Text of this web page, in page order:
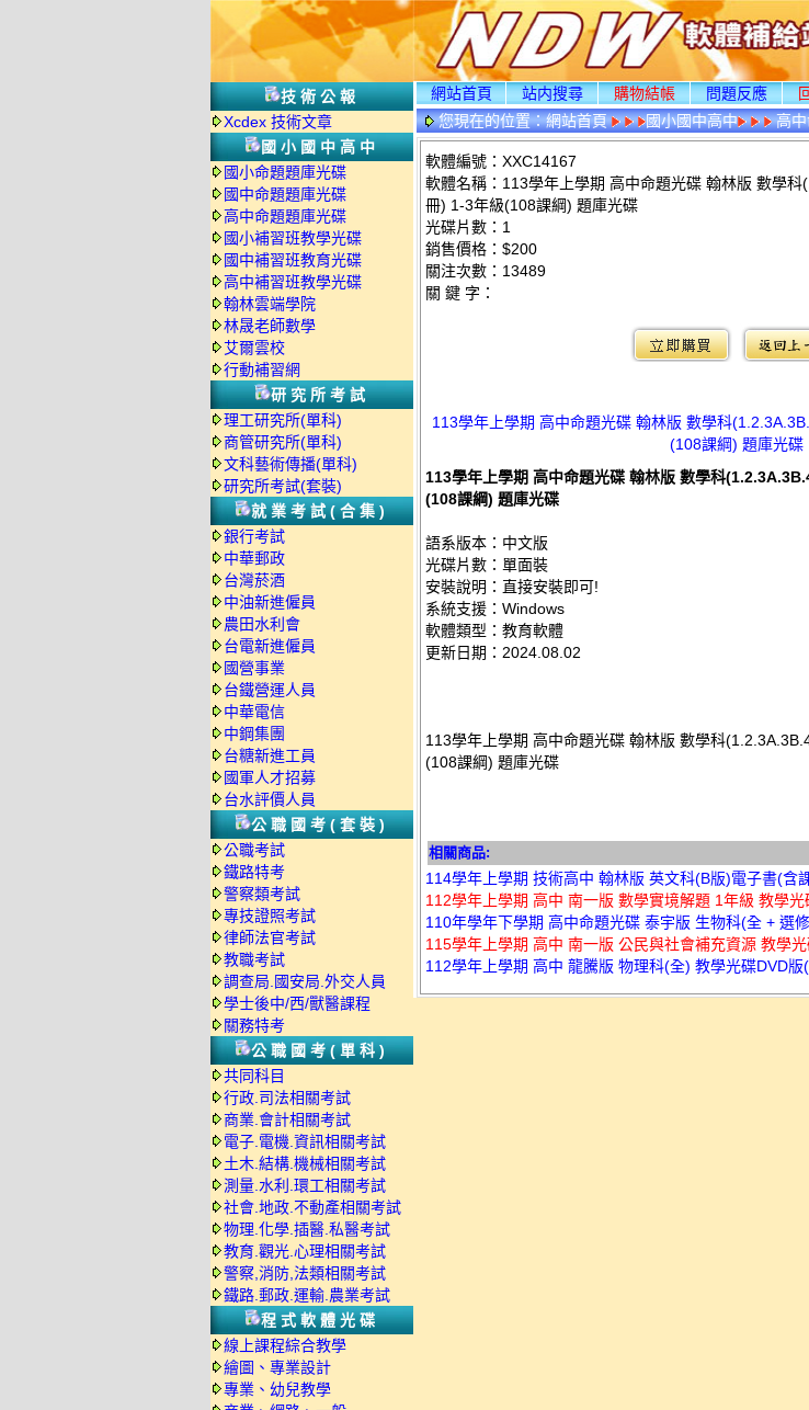
技術公報
Xcdex 技術文章
國小國中高中
國小命題題庫光碟
國中命題題庫光碟
高中命題題庫光碟
國小補習班教學光碟
國中補習班教育光碟
高中補習班教學光碟
翰林雲端學院
林晟老師數學
艾爾雲校
行動補習網
研究所考試
理工研究所(單科)
商管研究所(單科)
文科藝術傳播(單科)
研究所考試(套裝)
就業考試(合集)
銀行考試
中華郵政
台灣菸酒
中油新進僱員
農田水利會
台電新進僱員
國營事業
台鐵營運人員
中華電信
中鋼集團
台糖新進工員
國軍人才招募
台水評價人員
公職國考(套裝)
公職考試
鐵路特考
警察類考試
專技證照考試
律師法官考試
教職考試
調查局.國安局.外交人員
學士後中/西/獸醫課程
關務特考
公職國考(單科)
共同科目
行政.司法相關考試
商業.會計相關考試
電子.電機.資訊相關考試
土木.結構.機械相關考試
測量.水利.環工相關考試
社會.地政.不動產相關考試
物理.化學.插醫.私醫考試
教育.觀光.心理相關考試
警察,消防,法類相關考試
鐵路.郵政.運輸.農業考試
程式軟體光碟
線上課程綜合教學
繪圖、專業設計
專業、幼兒教學
網站首頁 站内搜尋 購物結帳 問題反應
您現在的位置：網站首頁 國小國中高中 高
軟體編號：XXC14167
軟體名稱：113學年上學期 高中命題光碟 翰林版 數學
冊) 1-3年級(108課綱) 題庫光碟
光碟片數：1
銷售價格：$200
關注次數： 13489
關 鍵 字：
113學年上學期 高中命題光碟 翰林版 數學科
(108課綱) 題庫光碟
113學年上學期 高中命題光碟 翰林版 數學科
(108課綱) 題庫光碟
語系版本：中文版
光碟片數：單面裝
安裝說明：直接安裝即可!
系統支援：Windows
軟體類型：教育軟體
更新日期：2024.08.02
113學年上學期 高中命題光碟 翰林版 數學科
(108課綱) 題庫光碟
相關商品:
114學年上學期 技術高中 翰林版 英文科(B版)電子書(含
112學年上學期 高中 南一版 數學實境解題 1年級 教學光
110年學年下學期 高中命題光碟 泰宇版 生物科(全 + 選
115學年上學期 高中 南一版 公民與社會補充資源 教學
112學年上學期 高中 龍騰版 物理科(全) 教學光碟DVD版